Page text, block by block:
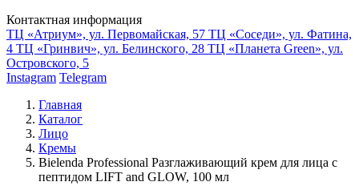
Контактная информация
ТЦ «Атриум», ул. Первомайская, 57 ТЦ «Соседи», ул. Фатина,
4 ТЦ «Гринвич», ул. Белинского, 28 ТЦ «Планета Green», ул.
Островского, 5
Instagram Telegram
Главная
Каталог
Лицо
Кремы
Bielenda Professional Разглаживающий крем для лица с
пептидом LIFT and GLOW, 100 мл